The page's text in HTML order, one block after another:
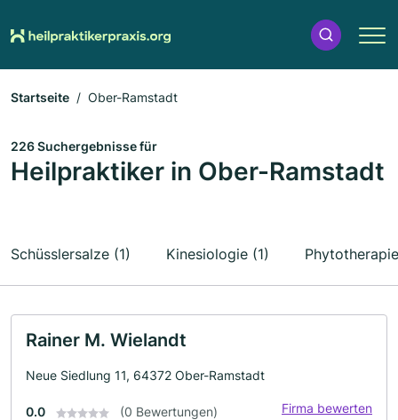
Startseite Ober-Ramstadt
226 Suchergebnisse für
Heilpraktiker in Ober-Ramstadt
Schüsslersalze (1) Kinesiologie (1)
Rainer M. Wielandt
Neue Siedlung 11, 64372 Ober-Ramstadt
0.0 (0 Bewertungen) Firma bewerten